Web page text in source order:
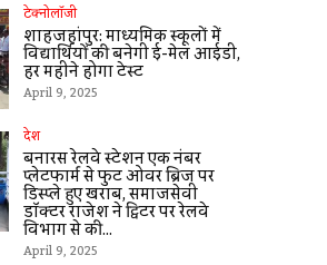
टेक्नोलॉजी
शाहजहांपुर: माध्यमिक स्कूलाें में
विद्यार्थियों की बनेगी ई-मेल आईडी,
हर महीने होगा टेस्ट
April 9, 2025
देश
बनारस रेलवे स्टेशन एक नंबर
प्लेटफार्म से फुट ओवर ब्रिज पर
डिस्प्ले हुए खराब, समाजसेवी
डॉक्टर राजेश ने ट्विटर पर रेलवे
विभाग से की...
April 9, 2025